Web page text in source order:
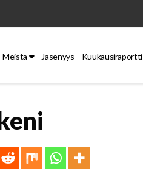
Meistä Jäsenyys Kuukausiraportti